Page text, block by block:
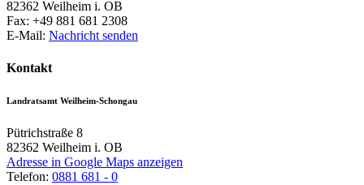
82362 Weilheim i. OB
Fax: +49 881 681 2308
E-Mail: Nachricht senden
Kontakt
Landratsamt Weilheim-Schongau
Pütrichstraße 8
82362 Weilheim i. OB
Adresse in Google Maps anzeigen
Telefon: 0881 681 - 0